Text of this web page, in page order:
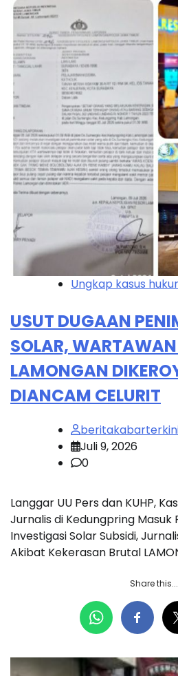
Ungkap kasus
USUT DUGAAN
SOLAR,
LAMONGAN
DIANCAM CELURIT
Juli 9, 2026
0
Langgar UU Pers dan KUHP,
Jurnalis di Kedungpring Masuk
Investigasi Solar Subsidi,
Akibat Kekerasan Brutal
Share this...